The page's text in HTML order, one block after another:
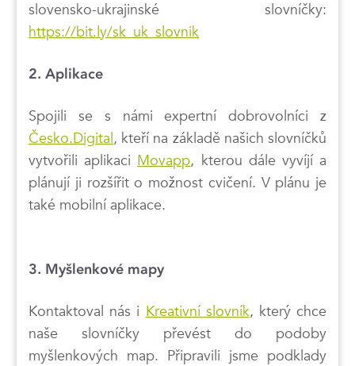
slovensko-ukrajinské slovníčky:
https://bit.ly/sk_uk_slovnik
2. Aplikace
Spojili se s námi expertní dobrovolníci z
Česko.Digital, kteří na základě našich slovníčků
vytvořili aplikaci Movapp, kterou dále vyvíjí a
plánují ji rozšířit o možnost cvičení. V plánu je
také mobilní aplikace.
3. Myšlenkové mapy
Kontaktoval nás i Kreativní slovník, který chce
naše slovníčky převést do podoby
myšlenkových map. Připravili jsme podklady